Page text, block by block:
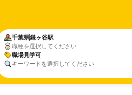
千葉県鎌ヶ谷駅
職種を選択してください
職場見学可
キーワードを選択してください